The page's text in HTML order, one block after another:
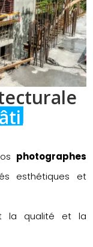
photographes
esthétiques et
la qualité et la